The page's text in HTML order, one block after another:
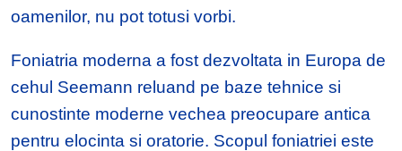
oamenilor, nu pot totusi vorbi.
Foniatria moderna a fost dezvoltata in Europa de
cehul Seemann reluand pe baze tehnice si
cunostinte moderne vechea preocupare antica
pentru elocinta si oratorie. Scopul foniatriei este